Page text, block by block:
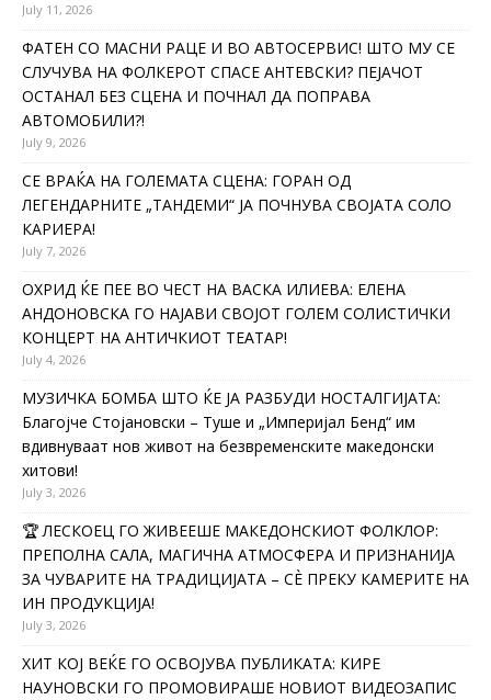
July 11, 2026
ФАТЕН СО МАСНИ РАЦЕ И ВО АВТОСЕРВИС! ШТО МУ СЕ
СЛУЧУВА НА ФОЛКЕРОТ СПАСЕ АНТЕВСКИ? ПЕЈАЧОТ
ОСТАНАЛ БЕЗ СЦЕНА И ПОЧНАЛ ДА ПОПРАВА
АВТОМОБИЛИ?!
July 9, 2026
СЕ ВРАЌА НА ГОЛЕМАТА СЦЕНА: ГОРАН ОД
ЛЕГЕНДАРНИТЕ „ТАНДЕМИ“ ЈА ПОЧНУВА СВОЈАТА СОЛО
КАРИЕРА!
July 7, 2026
ОХРИД ЌЕ ПЕЕ ВО ЧЕСТ НА ВАСКА ИЛИЕВА: ЕЛЕНА
АНДОНОВСКА ГО НАЈАВИ СВОЈОТ ГОЛЕМ СОЛИСТИЧКИ
КОНЦЕРТ НА АНТИЧКИОТ ТЕАТАР!
July 4, 2026
МУЗИЧКА БОМБА ШТО ЌЕ ЈА РАЗБУДИ НОСТАЛГИЈАТА:
Благојче Стојановски – Туше и „Империјал Бенд“ им
вдивнуваат нов живот на безвременските македонски
хитови!
July 3, 2026
🏆 ЛЕСКОЕЦ ГО ЖИВЕЕШЕ МАКЕДОНСКИОТ ФОЛКЛОР:
ПРЕПОЛНА САЛА, МАГИЧНА АТМОСФЕРА И ПРИЗНАНИЈА
ЗА ЧУВАРИТЕ НА ТРАДИЦИЈАТА – СÈ ПРЕКУ КАМЕРИТЕ НА
ИН ПРОДУКЦИЈА!
July 3, 2026
ХИТ КОЈ ВЕЌЕ ГО ОСВОЈУВА ПУБЛИКАТА: КИРЕ
НАУНОВСКИ ГО ПРОМОВИРАШЕ НОВИОТ ВИДЕОЗАПИС